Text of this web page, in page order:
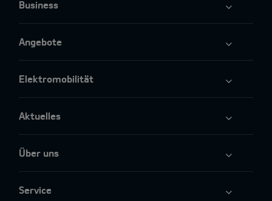
Business
Angebote
Elektromobilität
Aktuelles
Über uns
Service